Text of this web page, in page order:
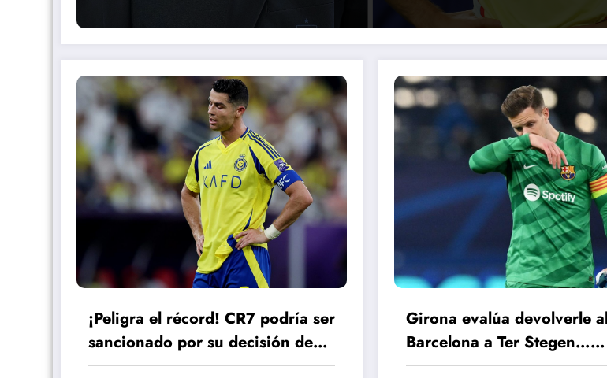
¡Peligra el récord! CR7 podría ser
sancionado por su decisión de
no jugar este lunes
Girona evalúa devolverle
Barcelona a Ter Stegen…
lesionado